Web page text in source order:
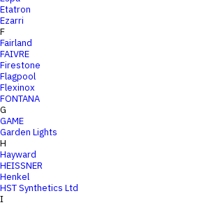
Etatron
Ezarri
F
Fairland
FAIVRE
Firestone
Flagpool
Flexinox
FONTANA
G
GAME
Garden Lights
H
Hayward
HEISSNER
Henkel
HST Synthetics Ltd
I